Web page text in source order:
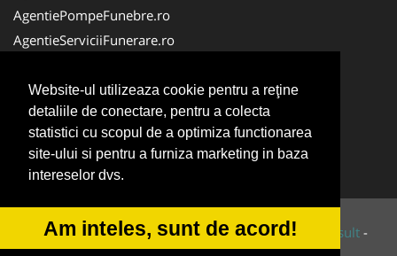
Website-ul utilizeaza cookie pentru a reţine
detaliile de conectare, pentru a colecta
statistici cu scopul de a optimiza functionarea
site-ului si pentru a furniza marketing in baza
intereselor dvs.
Am inteles, sunt de acord!
AgentiePompeFunebre.ro
AgentieServiciiFunerare.ro
CasaFunerara.com
Firma-Pompe-Funebre.ro
Firma-Servicii-Funerare.ro
ParastasesiPomeni.ro
© 2014-2026 Powered byVilonMedia&Tokaido Consult -